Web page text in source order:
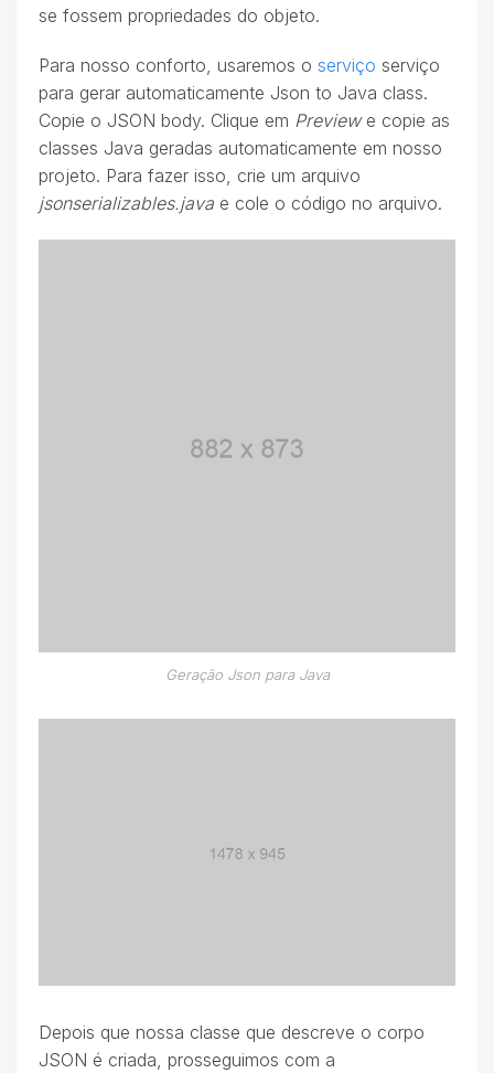
se fossem propriedades do objeto.
Para nosso conforto, usaremos o serviço serviço
para gerar automaticamente Json to Java class.
Copie o JSON body. Clique em Previewe copie as
classes Java geradas automaticamente em nosso
projeto. Para fazer isso, crie um arquivo
jsonserializables.java e cole o código no arquivo.
Geração Json para Java
Depois que nossa classe que descreve o corpo
JSON é criada, prosseguimos com a